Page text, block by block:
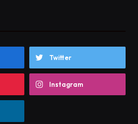
Twitter
Instagram